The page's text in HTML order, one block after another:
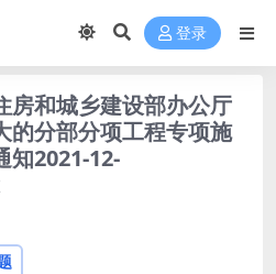
登录
房和城乡建设部办公厅
的分部分项工程专项施
知2021-12-